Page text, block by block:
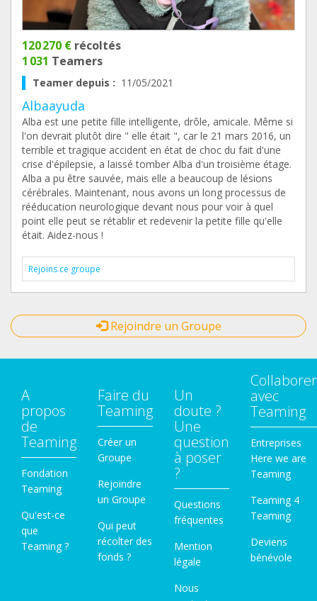
120 270 € récoltés
1 031 Teamers
Teamer depuis : 11/05/2021
Albaayuda
Alba est une petite fille intelligente, drôle, amicale. Même si
l'on devrait plutôt dire " elle était ", car le 21 mars 2016, un
terrible et tragique accident en état de choc du fait d'une
crise d'épilepsie, a laissé tomber Alba d'un troisième étage.
Alba a pu être sauvée, mais elle a beaucoup de lésions
cérébrales. Maintenant, nous avons un long processus de
rééducation neurologique devant nous pour voir à quel
point elle peut se rétablir et redevenir la petite fille qu'elle
était. Aidez-nous !
Rejoins ce groupe
Rejoindre un Groupe
A
propos
de
Teaming
Fondation
Teaming
Qu'est-ce
que
Teaming ?
Faire du
Teaming
Créer un
Groupe
Rejoindre
un Groupe
Qui peut
récolter des
fonds ?
Un
doute ?
Une
question
à poser
?
Questions
fréquentes
Mention
légale
Nous
Collaborer
avec
Teaming
Entreprises
Here we are
Teaming
Teaming 4
Teaming
Deviens
bénévole